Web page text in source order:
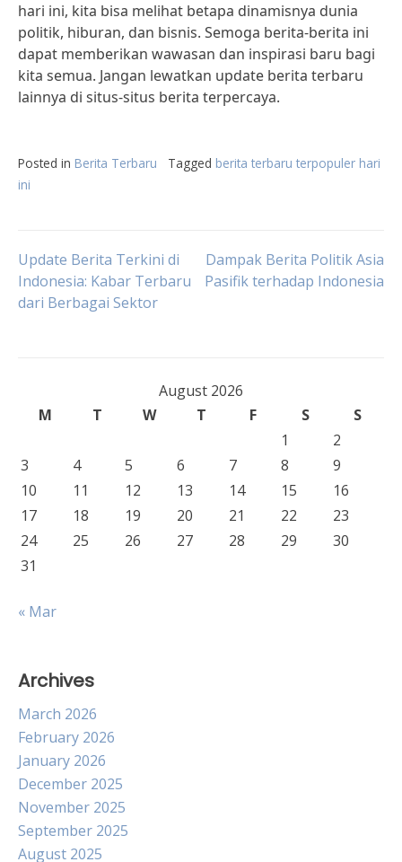
hari ini, kita bisa melihat betapa dinamisnya dunia
politik, hiburan, dan bisnis. Semoga berita-berita ini
dapat memberikan wawasan dan inspirasi baru bagi
kita semua. Jangan lewatkan update berita terbaru
lainnya di situs-situs berita terpercaya.
Posted in Berita Terbaru Tagged berita terbaru terpopuler hari
ini
Post
navigation
Update Berita Terkini di
Indonesia: Kabar Terbaru
dari Berbagai Sektor
Dampak Berita Politik Asia
Pasifik terhadap Indonesia
August 2026
M
T W T F S
S
1
2
3
4 5 6 7 8
9
10
11 12 13 14 15
16
17
18 19 20 21 22
23
24
25 26 27 28 29
30
31
« Mar
Archives
March 2026
February 2026
January 2026
December 2025
November 2025
September 2025
August 2025